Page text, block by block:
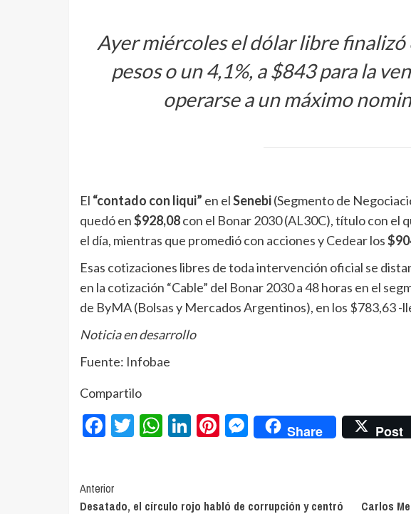
Ayer miércoles el dólar libre finalizó
pesos o un 4,1%, a $843 para la
operarse a un máximo
El “contado con liqui” en elSenebi(Segmento de
quedó en$928,08con el Bonar 2030 (AL30C), título con el
el día, mientras que promedió con acciones y Cedear los
Esas cotizaciones libres de toda intervención oficial se
en la cotización “Cable” del Bonar 2030 a 48 horas en el
de ByMA (Bolsas y Mercados Argentinos), en los $783,63 -
Noticia en desarrollo
Fuente: Infobae
Compartilo
Facebook
Twitter
WhatsApp
LinkedIn
Pinterest
Messenger
Share Post
Navegación
Anterior
Desatado, el círculo rojo habló de corrupción y centró
Carlos